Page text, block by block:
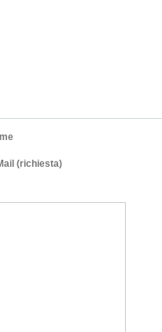
(richiesta)